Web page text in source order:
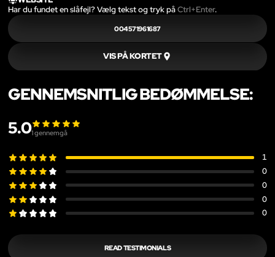
Har du fundet en slåfejl? Vælg tekst og tryk påCtrl+Enter.
004571961687
VIS PÅ KORTET
GENNEMSNITLIG BEDØMMELSE:
5.01gennemgå
1
0
0
0
0
READ TESTIMONIALS